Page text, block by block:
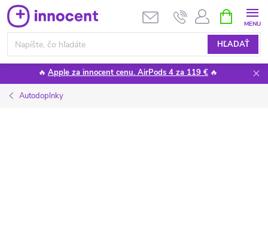
Prejsť
na
obsah
HĽADAŤ
KOŠÍK
🔥 Apple za innocent cenu. AirPods 4 za 119 € 🔥
Autodoplnky